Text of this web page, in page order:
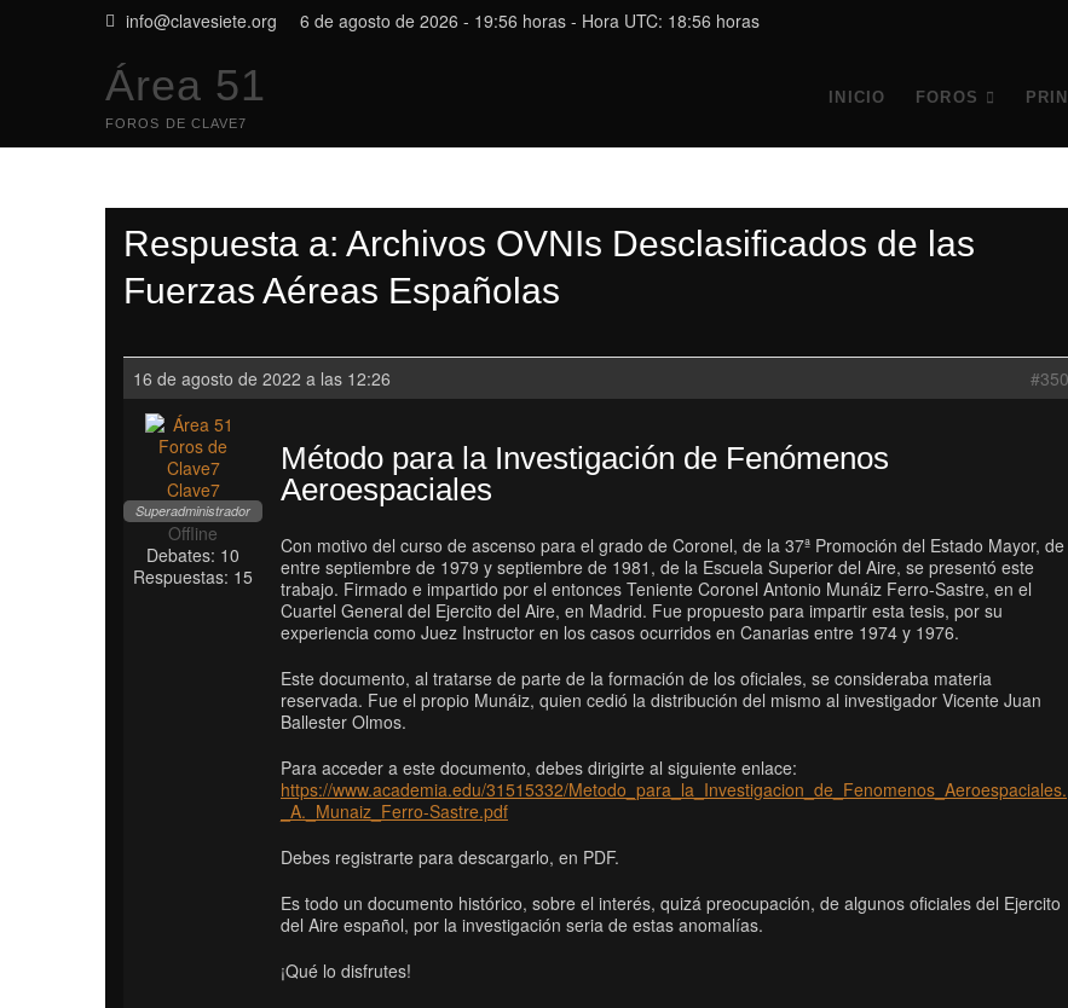
gro.eteisevalc@ofni 6 de agosto de 2026 - 19:56 horas - Hora UTC: 18:56 horas
Área 51
FOROS DE CLAVE7
INICIO FOROS
Respuesta a: Archivos OVNIs Desclasificados de las
Fuerzas Aéreas Españolas
16 de agosto de 2022 a las 12:26
Clave7
Superadministrador
Offline
Debates: 10
Respuestas: 15
Método para la Investigación de Fenómenos
Aeroespaciales
Con motivo del curso de ascenso para el grado de Coronel, de la 37ª Promoción del Estado Mayor, de
entre septiembre de 1979 y septiembre de 1981, de la Escuela Superior del Aire, se presentó este
trabajo. Firmado e impartido por el entonces Teniente Coronel Antonio Munáiz Ferro-Sastre, en el
Cuartel General del Ejercito del Aire, en Madrid. Fue propuesto para impartir esta tesis, por su
experiencia como Juez Instructor en los casos ocurridos en Canarias entre 1974 y 1976.
Este documento, al tratarse de parte de la formación de los oficiales, se consideraba materia
reservada. Fue el propio Munáiz, quien cedió la distribución del mismo al investigador Vicente Juan
Ballester Olmos.
Para acceder a este documento, debes dirigirte al siguiente enlace:
https://www.academia.edu/31515332/Metodo_para_la_Investigacion_de_Fenomenos_Aeroespaciales.
_A._Munaiz_Ferro-Sastre.pdf
Debes registrarte para descargarlo, en PDF.
Es todo un documento histórico, sobre el interés, quizá preocupación, de algunos oficiales del Ejercito
del Aire español, por la investigación seria de estas anomalías.
¡Qué lo disfrutes!